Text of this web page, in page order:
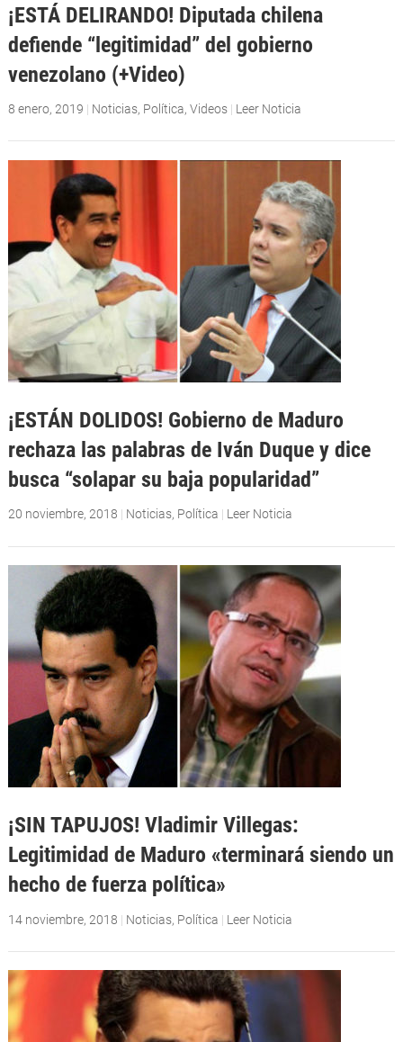
¡ESTÁ DELIRANDO! Diputada chilena
defiende “legitimidad” del gobierno
venezolano (+Video)
8 enero, 2019 | Noticias, Política, Videos | Leer Noticia
¡ESTÁN DOLIDOS! Gobierno de Maduro
rechaza las palabras de Iván Duque y dice
busca “solapar su baja popularidad”
20 noviembre, 2018 | Noticias, Política | Leer Noticia
¡SIN TAPUJOS! Vladimir Villegas:
Legitimidad de Maduro «terminará siendo un
hecho de fuerza política»
14 noviembre, 2018 | Noticias, Política | Leer Noticia